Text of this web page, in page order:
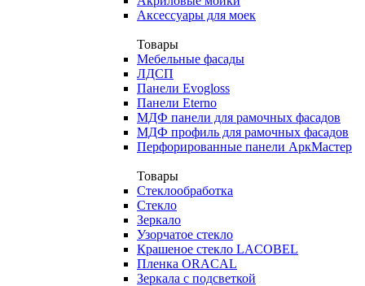
Аксессуары для моек
Товары
Мебельные фасады
ЛДСП
Панели Evogloss
Панели Eterno
МДФ панели для рамочных фасадов
МДФ профиль для рамочных фасадов
Перфорированные панели АркМастер
Товары
Стеклообработка
Стекло
Зеркало
Узорчатое стекло
Крашеное стекло LACOBEL
Пленка ORACAL
Зеркала с подсветкой